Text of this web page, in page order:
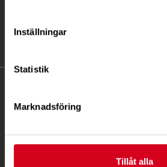
Inställningar
Statistik
Marknadsföring
Tillåt alla
Ågatan 12 C, 172 62 Sundbyberg